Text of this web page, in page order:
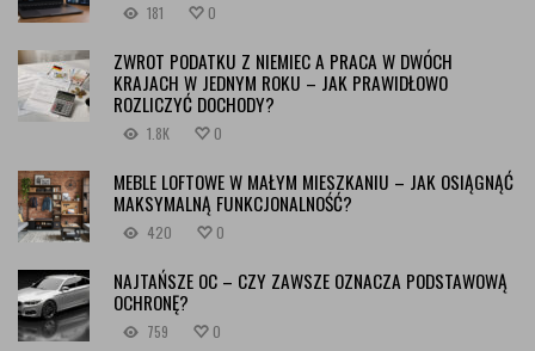
181 0
ZWROT PODATKU Z NIEMIEC A PRACA W DWÓCH
KRAJACH W JEDNYM ROKU – JAK PRAWIDŁOWO
ROZLICZYĆ DOCHODY?
1.8K 0
MEBLE LOFTOWE W MAŁYM MIESZKANIU – JAK OSIĄGNĄĆ
MAKSYMALNĄ FUNKCJONALNOŚĆ?
420 0
NAJTAŃSZE OC – CZY ZAWSZE OZNACZA PODSTAWOWĄ
OCHRONĘ?
759 0